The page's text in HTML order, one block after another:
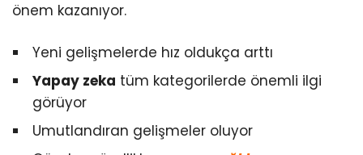
önem kazanıyor.
Yeni gelişmelerde hız oldukça arttı
Yapay zeka tüm kategorilerde önemli ilgi
görüyor
Umutlandıran gelişmeler oluyor